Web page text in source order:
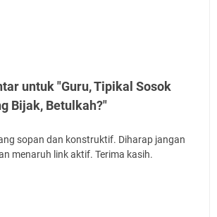
untuk "Guru, Tipikal Sosok
Bijak, Betulkah?"
sopan dan konstruktif. Diharap jangan
menaruh link aktif. Terima kasih.